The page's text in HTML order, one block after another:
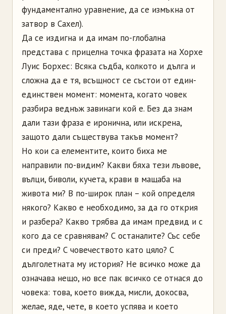
фундаментално уравнение, да се измъкна от
затвор в Сахел).
Да се издигна и да имам по-глобална
представа с прицелна точка фразата на Хорхе
Луис Борхес: Всяка съдба, колкото и дълга и
сложна да е тя, всъщност се състои от един-
единствен момент: момента, когато човек
разбира веднъж завинаги кой е. Без да знам
дали тази фраза е иронична, или искрена,
защото дали съществува такъв момент?
Но кои са елементите, които биха ме
направили по-видим? Какви бяха тези лъвове,
вълци, биволи, кучета, крави в мащаба на
живота ми? В по-широк план – кой определя
някого? Какво е необходимо, за да го открия
и разбера? Какво трябва да имам предвид и с
кого да се сравнявам? С останалите? Със себе
си преди? С човечеството като цяло? С
дълголетната му история? Не всичко може да
означава нещо, но все пак всичко се отнася до
човека: това, което вижда, мисли, докосва,
желае, яде, чете, в което успява и което